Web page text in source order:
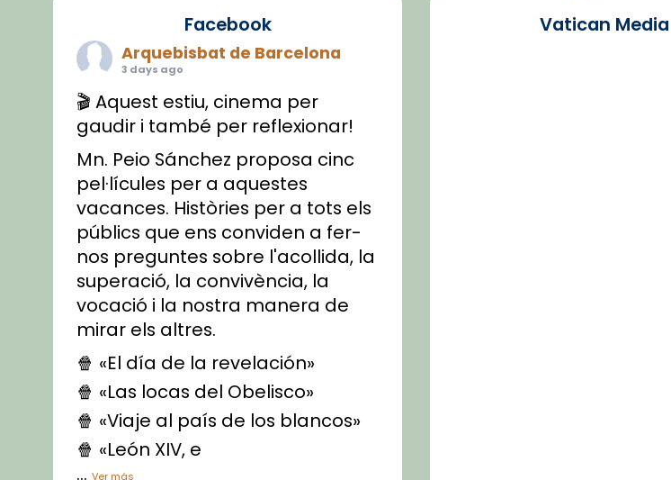
Facebook
Arquebisbat de Barcelona
3 days ago
🎬 Aquest estiu, cinema per
gaudir i també per reflexionar!
Mn. Peio Sánchez proposa cinc
pel·lícules per a aquestes
vacances. Històries per a tots els
públics que ens conviden a fer-
nos preguntes sobre l'acollida, la
superació, la convivència, la
vocació i la nostra manera de
mirar els altres.
🍿 «El día de la revelación»
🍿 «Las locas del Obelisco»
🍿 «Viaje al país de los blancos»
🍿 «León XIV, e
...Ver más
Vatican Media